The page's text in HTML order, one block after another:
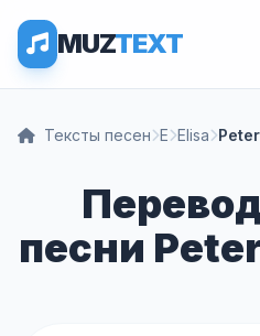
MUZTEXT
Тексты песен E Elisa
песни